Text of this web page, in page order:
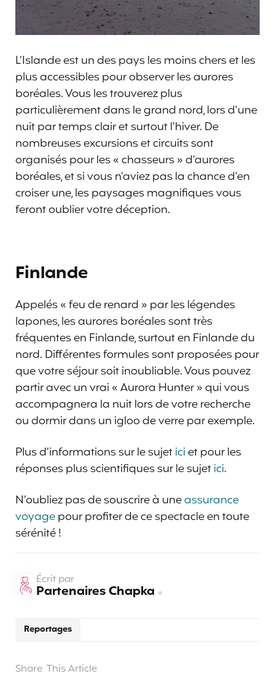
L’Islande est un des pays les moins chers et les
plus accessibles pour observer les aurores
boréales. Vous les trouverez plus
particulièrement dans le grand nord, lors d’une
nuit par temps clair et surtout l’hiver. De
nombreuses excursions et circuits sont
organisés pour les « chasseurs » d’aurores
boréales, et si vous n’aviez pas la chance d’en
croiser une, les paysages magnifiques vous
feront oublier votre déception.
Finlande
Appelés « feu de renard » par les légendes
lapones, les aurores boréales sont très
fréquentes en Finlande, surtout en Finlande du
nord. Différentes formules sont proposées pour
que votre séjour soit inoubliable. Vous pouvez
partir avec un vrai « Aurora Hunter » qui vous
accompagnera la nuit lors de votre recherche
ou dormir dans un igloo de verre par exemple.
Plus d’informations sur le sujeticiet pour les
réponses plus scientifiques sur le sujetici.
N’oubliez pas de souscrire à uneassurance
voyagepour profiter de ce spectacle en toute
sérénité !
Reportages
Écrit par
Partenaires Chapka
Share This Article